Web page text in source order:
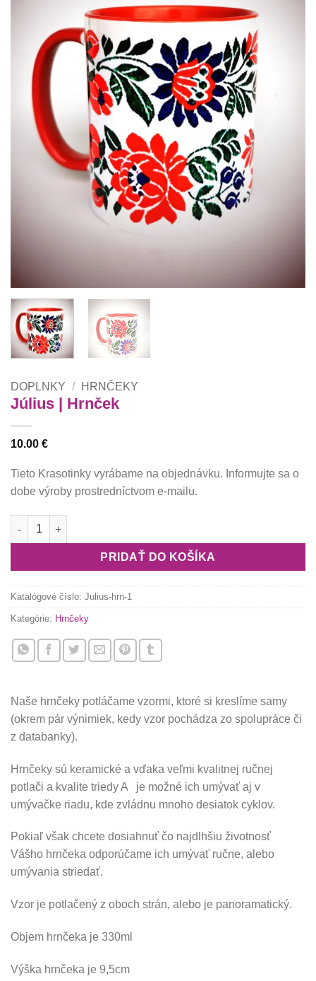
DOPLNKY / HRNČEKY
Július | Hrnček
10.00 €
Tieto Krasotinky vyrábame na objednávku. Informujte sa o
dobe výroby prostredníctvom e-mailu.
množstvo Július | Hrnček
PRIDAŤ DO KOŠÍKA
Katalógové číslo: Julius-hrn-1
Kategórie: Hrnčeky
Naše hrnčeky potláčame vzormi, ktoré si kreslíme samy
(okrem pár výnimiek, kedy vzor pochádza zo spolupráce či
z databanky).
Hrnčeky sú keramické a vďaka veľmi kvalitnej ručnej
potlači a kvalite triedy A je možné ich umývať aj v
umývačke riadu, kde zvládnu mnoho desiatok cyklov.
Pokiaľ však chcete dosiahnuť čo najdlhšiu životnosť
Vášho hrnčeka odporúčame ich umývať ručne, alebo
umývania striedať.
Vzor je potlačený z oboch strán, alebo je panoramatický.
Objem hrnčeka je 330ml
Výška hrnčeka je 9,5cm